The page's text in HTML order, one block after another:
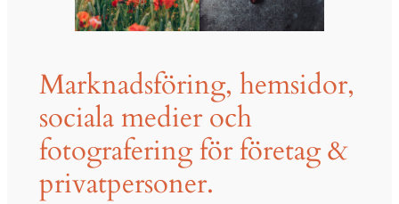
Marknadsföring, hemsidor,
sociala medier och
fotografering för företag &
privatpersoner.